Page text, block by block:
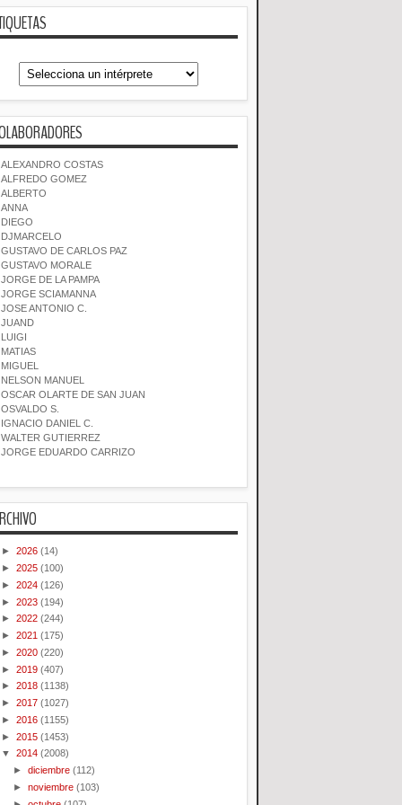
ALEXANDRO COSTAS
ALFREDO GOMEZ
ALBERTO
ANNA
DIEGO
DJMARCELO
GUSTAVO DE CARLOS PAZ
GUSTAVO MORALE
JORGE DE LA PAMPA
JORGE SCIAMANNA
JOSE ANTONIO C.
JUAND
LUIGI
MATIAS
MIGUEL
NELSON MANUEL
OSCAR OLARTE DE SAN JUAN
OSVALDO S.
IGNACIO DANIEL C.
WALTER GUTIERREZ
JORGE EDUARDO CARRIZO
► 2026 (14)
► 2025 (100)
► 2024 (126)
► 2023 (194)
► 2022 (244)
► 2021 (175)
► 2020 (220)
► 2019 (407)
► 2018 (1138)
► 2017 (1027)
► 2016 (1155)
► 2015 (1453)
▼ 2014 (2008)
►diciembre (112)
►noviembre (103)